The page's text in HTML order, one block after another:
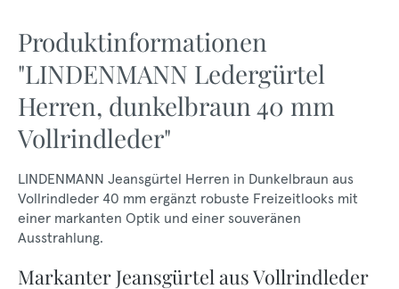
Produktinformationen
"LINDENMANN Ledergürtel
Herren, dunkelbraun 40 mm
Vollrindleder"
LINDENMANN Jeansgürtel Herren in Dunkelbraun aus
Vollrindleder 40 mm ergänzt robuste Freizeitlooks mit
einer markanten Optik und einer souveränen
Ausstrahlung.
Markanter Jeansgürtel aus Vollrindleder